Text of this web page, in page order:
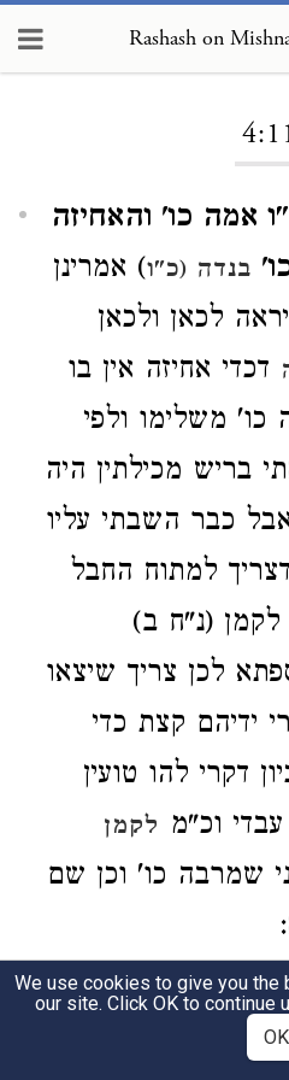
Rashash on
אמה כו' והאחיזה
בנדה (כ"ו) אמרינן
לכאן ולכאן
דכדי אחיזה אין בו
משלימו ולפי
בריש מכילתין היה
כבר השבתי עליו
למתוח החבל
לקמן (נ"ח ב)
לכן צריך שיצאו
ידיהם קצת כדי
דקרי להו טועין
וכ"מ לקמן
שמרבה כו' וכן שם
מרובעת כתב
דחוק. ול"נ דבא
We use cookies to give you
our site. Click OK to continue
OK